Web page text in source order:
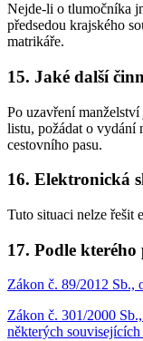
Nejde-li o tlumočníka
předsedou krajského
matrikáře.
15. Jaké další
Po uzavření
listu, požádat o vydání
cestovního pasu.
16. Elektronická
Tuto situaci nelze řešit
17. Podle
Zákon č. 89/2012 Sb.,
Zákon č. 301/2000
některých